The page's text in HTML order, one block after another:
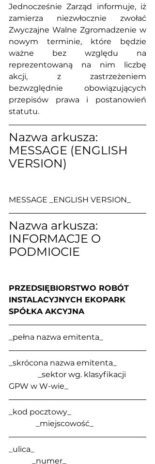
Jednocześnie Zarząd informuje, iż
zamierza niezwłocznie zwołać
Zwyczajne Walne Zgromadzenie w
nowym terminie, które będzie
ważne bez względu na
reprezentowaną na nim liczbę
akcji, z zastrzeżeniem
bezwzględnie obowiązujących
przepisów prawa i postanowień
statutu.
Nazwa arkusza:
MESSAGE (ENGLISH
VERSION)
MESSAGE _ENGLISH VERSION_
Nazwa arkusza:
INFORMACJE O
PODMIOCIE
PRZEDSIĘBIORSTWO ROBÓT
INSTALACYJNYCH EKOPARK
SPÓŁKA AKCYJNA
_pełna nazwa emitenta_
_skrócona nazwa emitenta_
               _sektor wg. klasyfikacji
GPW w W-wie_
_kod pocztowy_
              _miejscowość_
_ulica_
            _numer_